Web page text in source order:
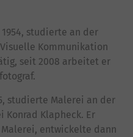
1954, studierte an der
Kommunikation
seit 2008 arbeitet er
studierte Malerei an der
Konrad Klapheck. Er
entwickelte dann